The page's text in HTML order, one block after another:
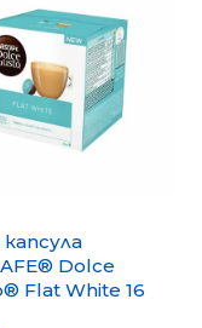
Dolce
Flat White 16